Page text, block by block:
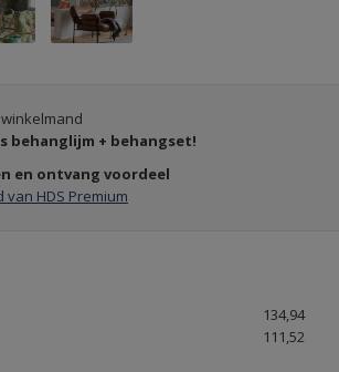
behanglijm + behangset!
en ontvang voordeel
van HDS Premium
134,94
111,52